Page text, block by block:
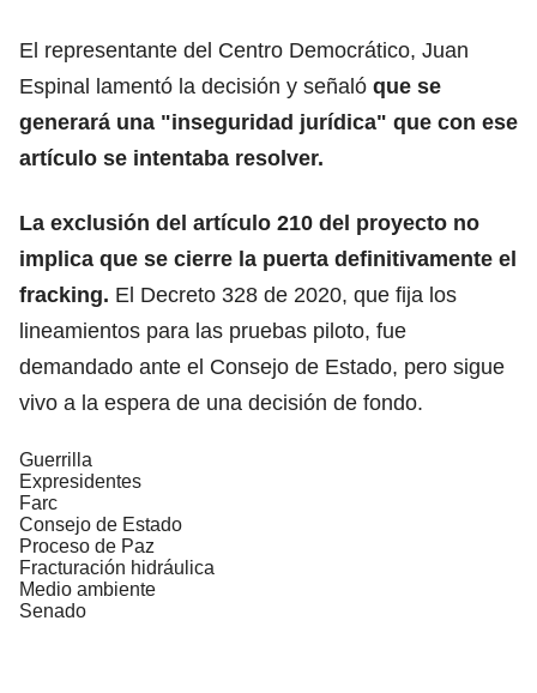
El representante del Centro Democrático, Juan
Espinal lamentó la decisión y señaló que se
generará una "inseguridad jurídica" que con ese
artículo se intentaba resolver.
La exclusión del artículo 210 del proyecto no
implica que se cierre la puerta definitivamente el
fracking. El Decreto 328 de 2020, que fija los
lineamientos para las pruebas piloto, fue
demandado ante el Consejo de Estado, pero sigue
vivo a la espera de una decisión de fondo.
Guerrilla
Expresidentes
Farc
Consejo de Estado
Proceso de Paz
Fracturación hidráulica
Medio ambiente
Senado